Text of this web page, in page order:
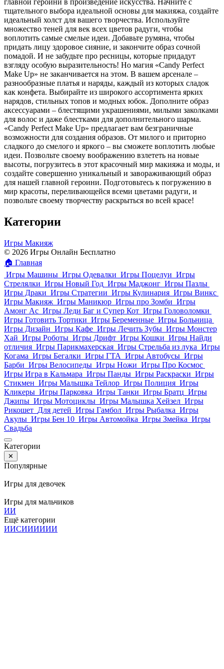
главной героини в произведение искусства. Начните с
тщательного выбора идеальной основы для макияжа, создайте
идеальный холст для вашего творчества. Используйте
множество теней для век всех цветов радуги, чтобы
воплотить самые смелые идеи. Добавьте румяна, чтобы
придать лицу здоровое сияние, и закончите образ сочной
помадой. И не забудьте про ресницы, которые придадут
взгляду особую выразительность! Но магия «Candy Perfect
Make Up» не заканчивается на этом. В вашем арсенале –
разнообразные платья и наряды, каждый из которых сладок
как конфета. Выбирайте из широкого ассортимента ярких
нарядов, стильных топов и модных юбок. Дополните образ
аксессуарами – блестящими украшениями, милыми заколками
для волос и даже блестками для дополнительного шарма.
«Candy Perfect Make Up» предлагает вам безграничные
возможности для создания образов. От милого и приторно
сладкого до смелого и яркого – вы сможете воплотить любые
идеи. Позвольте своему воображению взлететь на новые
высоты, погрузитесь в этот красочный мир макияжа и моды, и
создайте совершенно уникальный и завораживающий образ
для нашей главной героини. Подготовьтесь к погружению в
мир красоты, переливающейся всеми цветами радуги, и
позвольте своему творчеству раскрыться во всей красе!
Категории
Игры Макияж
© 2026 Игры Онлайн Бесплатно
🏠 Главная
Игры Машины Игры Одевалки Игры Поцелуи Игры
Стрелялки Игры Новый Год Игры Маджонг Игры Пазлы
Игры Драки Игры Стратегии Игры Кулинария Игры Винкс
Игры Макияж Игры Маникюр Игры про Зомби Игры
Амонг Ас Игры Леди Баг и Супер Кот Игры Головоломки
Игры Готовить Тортики Игры Беременные Игры Больница
Игры Дизайн Игры Кафе Игры Лечить Зубы Игры Монстер
Хай Игры Роботы Игры Дрифт Игры Кошки Игры Найди
отличия Игры Парикмахерская Игры Стрельба из лука Игры
Когама Игры Бегалки Игры ГТА Игры Автобусы Игры
Барби Игры Велосипеды Игры Ножи Игры Про Космос
Игры Игра в Кальмара Игры Панды Игры Раскраски Игры
Стикмен Игры Малышка Тейлор Игры Полиция Игры
Кликеры Игры Парковка Игры Танки Игры Братц Игры
Джипы Игры Мотоциклы Игры Малышка Хейзел Игры
Рикошет Для детей Игры Гамбол Игры Рыбалка Игры
Акулы Игры Бен 10 Игры Автомойка Игры Змейка Игры
Свадьба
Категории
✕
Популярные
Игры для девочек
Игры для мальчиков
ИИ
Ещё категории
ИИСИИИИИИ